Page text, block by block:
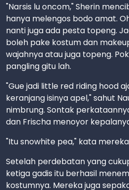
"Narsis lu oncom," Sherin
hanya melengos bodo amat.
nanti juga ada pesta topeng.
boleh pake kostum dan
wajahnya atau juga topeng.
pangling gitu lah.
"Gue jadi little red riding hood
keranjang isinya apel," sahut
nimbrung. Sontak
dan Frischa menoyor
"Itu snowhite pea," kata
Setelah perdebatan yang
ketiga gadis itu berhasil
kostumnya. Mereka juga